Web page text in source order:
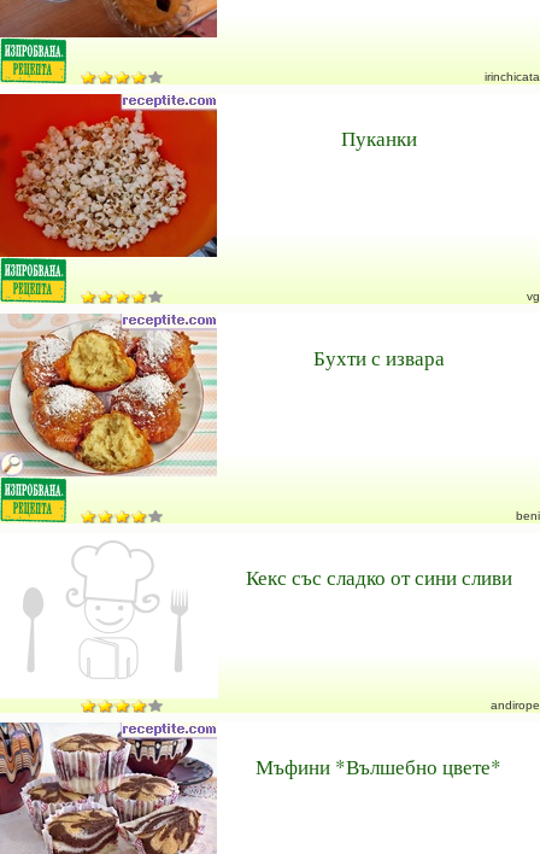
irinchicata
Пуканки
vg
Бухти с извара
beni
Кекс със сладко от сини сливи
andirope
Мъфини *Вълшебно цвете*